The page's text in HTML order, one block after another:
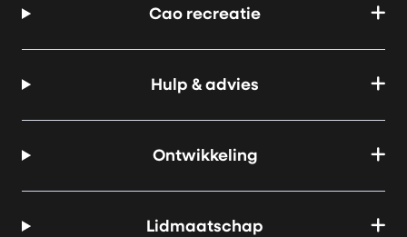
Cao recreatie
Hulp & advies
Ontwikkeling
Lidmaatschap